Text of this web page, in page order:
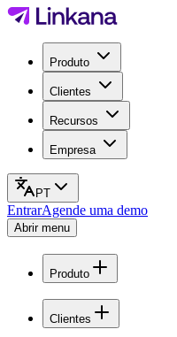
Produto
Clientes
Recursos
Empresa
PT
EntrarAgende uma demo
Abrir menu
Produto
Clientes